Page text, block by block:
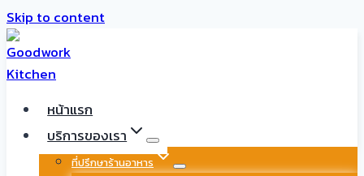
Skip to content
หน้าแรก
บริการของเรา
ที่ปรึกษาร้านอาหาร